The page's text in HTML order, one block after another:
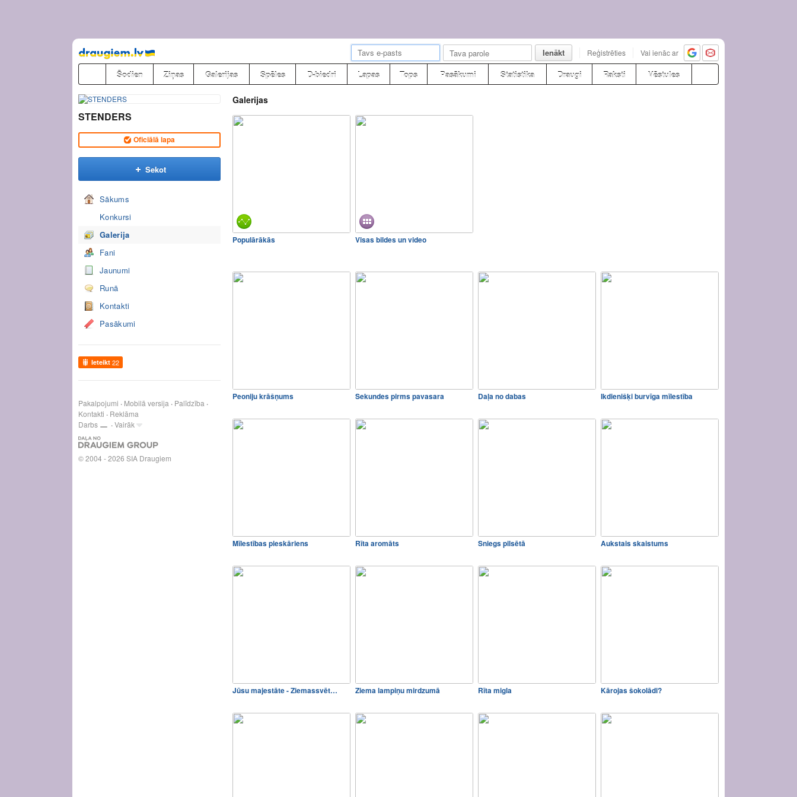
Pāriet
uz
saturu
Ienākt Reģistrēties Vai ienāc ar
Šodien Ziņas Galerijas Spēles D-biedri Lapas Tops Pasākumi Statistika Draugi Raksti Vēstules
STENDERS
Oficiālā lapa
Sekot
Sākums
Konkursi
Galerija
Fani
Jaunumi
Runā
Kontakti
Pasākumi
Ieteikt 22
Pakalpojumi Mobilā versija
Palīdzība
Kontakti
Reklāma
Darbs
Vairāk
© 2004 - 2026 SIA Draugiem
Galerijas
Populārākās Visas bildes un video
Peoniju krāšņums Sekundes pirms pavasara Daļa no dabas Ikdienišķi burvīga mīlestība
Mīlestības pieskāriens Rīta aromāts Sniegs pilsētā Aukstais skaistums
Jūsu majestāte - Ziemassvēt… Ziema lampiņu mirdzumā Rīta migla Kārojas šokolādi?